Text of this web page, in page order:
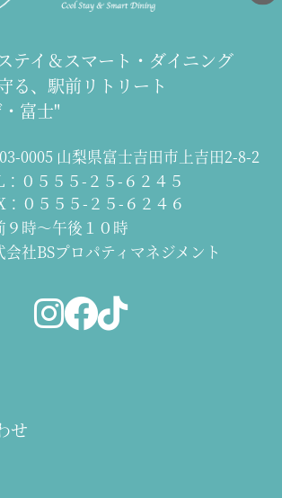
テイ＆スマート・ダイニング
る、駅前リトリート
富士"
0005 山梨県富士吉田市上吉田2-8-2
０５５５-２５-６２４５
：０５５５-２５-６２４６
９時～午後１０時
会社BSプロパティマネジメント
せ